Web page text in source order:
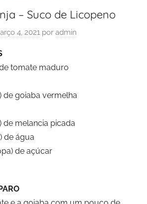
– Suco de Licopeno
4, 2021 por admin
tomate maduro
de goiaba vermelha
de melancia picada
de água
de açúcar